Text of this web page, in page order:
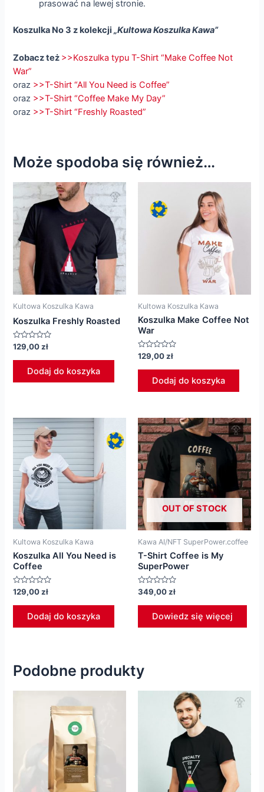
prasować na lewej stronie.
Koszulka No 3 z kolekcji„Kultowa Koszulka Kawa”
Zobacz też >>Koszulka typu T-Shirt “Make Coffee Not
War”
oraz >>T-Shirt “All You Need is Coffee”
oraz >>T-Shirt “Coffee Make My Day”
oraz >>T-Shirt “Freshly Roasted”
Może spodoba się również…
Kultowa Koszulka Kawa
Koszulka Freshly Roasted
Oceniono
0
na
129,00zł
Dodaj do koszyka
Kultowa Koszulka Kawa
Koszulka Make Coffee Not
War
Oceniono
0
na
129,00zł
Dodaj do koszyka
Kultowa Koszulka Kawa
Koszulka All You Need is
Coffee
Oceniono
0
na
129,00zł
Dodaj do koszyka
OUT OF STOCK
Kawa AI/NFT SuperPower.coffee
T-Shirt Coffee is My
SuperPower
Oceniono
0
na
349,00zł
Dowiedz się więcej
Podobne produkty